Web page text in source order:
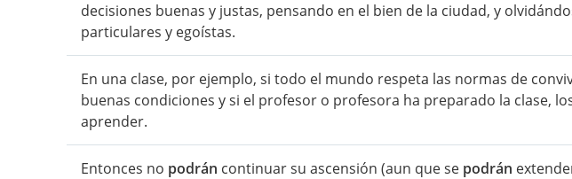
decisiones buenas y justas, pensando en el bien de la ciudad, y
particulares y egoístas.
En una clase, por ejemplo, si todo el mundo respeta las normas de
buenas condiciones y si el profesor o profesora ha preparado la clase,
aprender.
Entonces no podrán continuar su ascensión (aun que se podrán